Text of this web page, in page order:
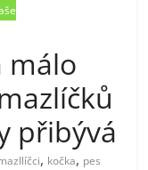
málo
přibývá
, kočka, pes